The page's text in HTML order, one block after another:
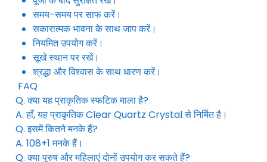
समय-समय पर साफ करें।
सकारात्मक भावना के साथ जाप करें।
नियमित उपयोग करें।
सूखे स्थान पर रखें।
श्रद्धा और विश्वास के साथ धारण करें।
FAQ
Q. क्या यह प्राकृतिक स्फटिक माला है?
A. हाँ, यह प्राकृतिक Clear Quartz Crystal से निर्मित है।
Q. इसमें कितने मनके हैं?
A. 108+1 मनके हैं।
Q. क्या पुरुष और महिलाएं दोनों उपयोग कर सकते हैं?